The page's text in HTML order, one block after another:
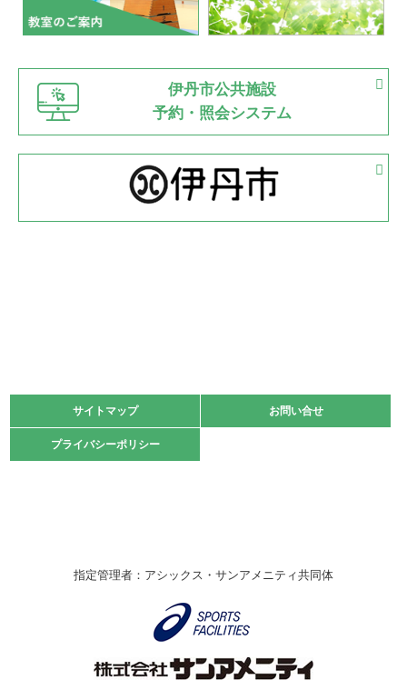
市内総合体育大会が開始
緑ケ丘体育館 猪名川運動広場
古池運動広場
2022.06.12
県知事杯争奪バレーボール大会が開催
緑ケ丘体育館
2022.05.05
体育協会長杯 バドミントン競技の部
2022.05.22
緑ケ丘体育館
2021.10.23
卓球選手権大会ラージボールの部開催☆
伊丹市総合体育大会 バレーボール大会が開催されました
なわとびイベントを開催しました！
伊丹市公共施設
予約・照会システム
サイトマップ お問い合せ
プライバシーポリシー
サイトマップ お問い合せ
プライバシーポリシー
指定管理者：アシックス・サンアメニティ共同体